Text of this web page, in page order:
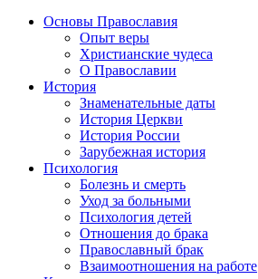
Основы Православия
Опыт веры
Христианские чудеса
О Православии
История
Знаменательные даты
История Церкви
История России
Зарубежная история
Психология
Болезнь и смерть
Уход за больными
Психология детей
Отношения до брака
Православный брак
Взаимоотношения на работе